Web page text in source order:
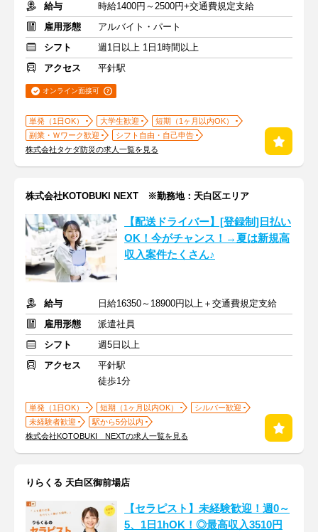
給与
時給1400円～2500円+交通費規定支給
雇用形態
アルバイト・パート
シフト
週1日以上 1日1時間以上
アクセス
平針駅
オンライン面接可
単発（1日OK） 大学生歓迎
短期（1ヶ月以内OK）
副業・Ｗワーク歓迎
シフト自由・自己申告
株式会社タケダ防災の求人一覧を見る
株式会社KOTOBUKI NEXT ※勤務地：天白区エリア
【配送ドライバー】[登録制]日払い
OK！今がチャンス！→夏は新規高
収入案件たくさん♪
給与
日給16350～18900円以上＋交通費規定支給
雇用形態
派遣社員
シフト
週5日以上
アクセス
平針駅
徒歩1分
単発（1日OK） 短期（1ヶ月以内OK）
シルバー歓迎
未経験者歓迎
駅から5分以内
株式会社KOTOBUKI NEXTの求人一覧を見る
りらくる 天白区御前場店
【セラピスト】未経験歓迎！週0～
5、1日1hOK！◎最高収入3510円